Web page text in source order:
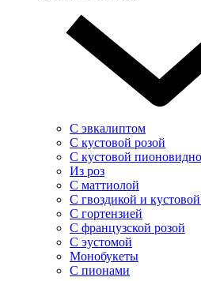
С эвкалиптом
С кустовой розой
С кустовой
Из роз
С маттиолой
С гвоздикой и
С гортензией
С французской розой
С эустомой
Монобукеты
С пионами